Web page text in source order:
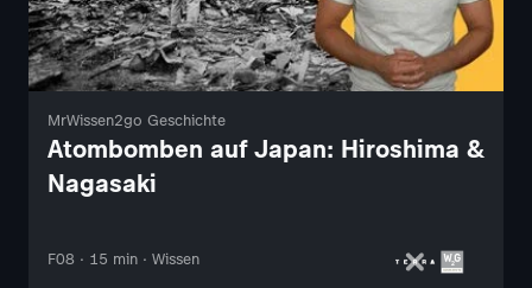
MrWissen2go Geschichte
Atombomben auf Japan: Hiroshima &
Nagasaki
F08 · 15 min · Wissen